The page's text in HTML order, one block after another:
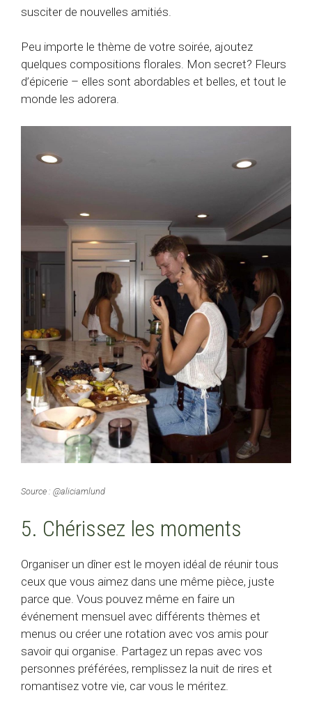
susciter de nouvelles amitiés.
Peu importe le thème de votre soirée, ajoutez
quelques compositions florales. Mon secret? Fleurs
d’épicerie – elles sont abordables et belles, et tout le
monde les adorera.
Source : @aliciamlund
5. Chérissez les moments
Organiser un dîner est le moyen idéal de réunir tous
ceux que vous aimez dans une même pièce, juste
parce que. Vous pouvez même en faire un
événement mensuel avec différents thèmes et
menus ou créer une rotation avec vos amis pour
savoir qui organise. Partagez un repas avec vos
personnes préférées, remplissez la nuit de rires et
romantisez votre vie, car vous le méritez.